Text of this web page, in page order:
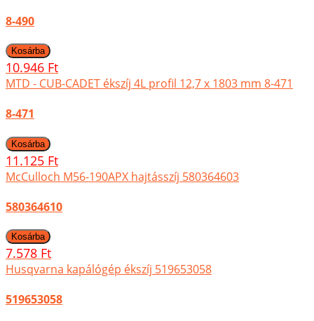
8-490
10.946 Ft
MTD - CUB-CADET ékszíj 4L profil 12,7 x 1803 mm 8-471
8-471
11.125 Ft
McCulloch M56-190APX hajtásszíj 580364603
580364610
7.578 Ft
Husqvarna kapálógép ékszíj 519653058
519653058